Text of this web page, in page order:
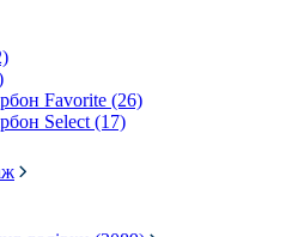
Favorite (26)
Select (17)